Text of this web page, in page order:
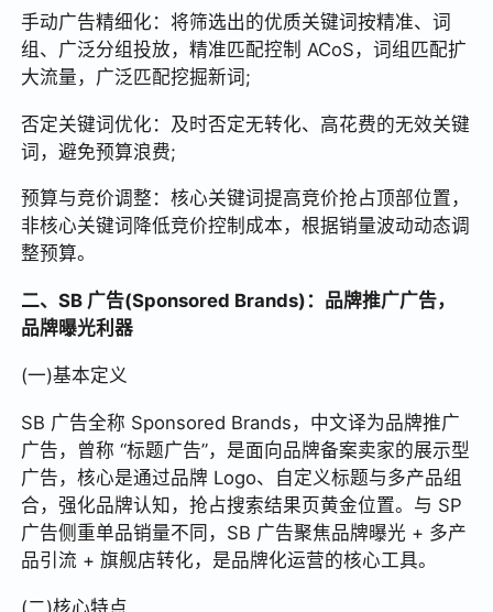
手动广告精细化：将筛选出的优质关键词按精准、词
组、广泛分组投放，精准匹配控制 ACoS，词组匹配扩
大流量，广泛匹配挖掘新词;
否定关键词优化：及时否定无转化、高花费的无效关键
词，避免预算浪费;
预算与竞价调整：核心关键词提高竞价抢占顶部位置，
非核心关键词降低竞价控制成本，根据销量波动动态调
整预算。
二、SB 广告(Sponsored Brands)：品牌推广广告，
品牌曝光利器
(一)基本定义
SB 广告全称 Sponsored Brands，中文译为品牌推广
广告，曾称 “标题广告”，是面向品牌备案卖家的展示型
广告，核心是通过品牌 Logo、自定义标题与多产品组
合，强化品牌认知，抢占搜索结果页黄金位置。与 SP
广告侧重单品销量不同，SB 广告聚焦品牌曝光 + 多产
品引流 + 旗舰店转化，是品牌化运营的核心工具。